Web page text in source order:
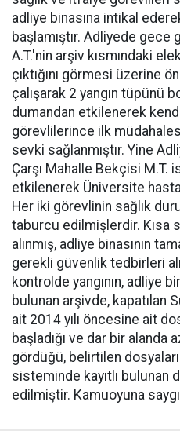
adliye binasına intikal
başlamıştır. Adliyede gece
A.T.'nin arşiv kısmındaki
çıktığını görmesi üzerine
çalışarak 2 yangın tüpünü
dumandan etkilenerek
görevlilerince ilk
sevki sağlanmıştır. Yine
Çarşı Mahalle Bekçisi M.T.
etkilenerek Üniversite
Her iki görevlinin sağlık
taburcu edilmişlerdir. Kısa
alınmış, adliye binasının
gerekli güvenlik tedbirleri
kontrolde yangının, adliye
bulunan arşivde, kapatılan
ait 2014 yılı öncesine ait
başladığı ve dar bir alanda
gördüğü, belirtilen
sisteminde kayıtlı bulunan
edilmiştir. Kamuoyuna